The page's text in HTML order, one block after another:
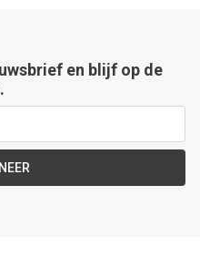
en blijf op de